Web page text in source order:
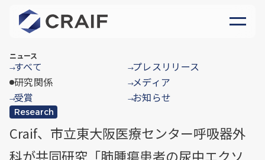
ニュース
→すべて →プレスリリース
研究関係
→メディア
→受賞 →お知らせ
Research
Craif、市立東大阪医療センター呼吸器外
科が共同研究「肺腫瘍患者の尿中エクソ